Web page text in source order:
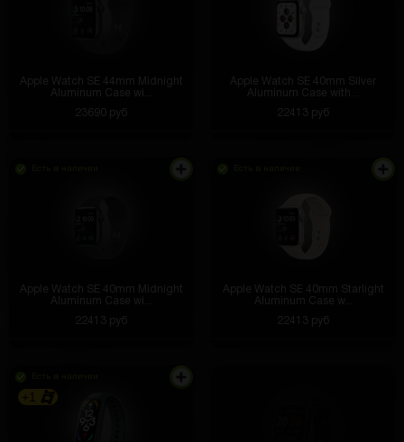
Apple Watch SE 44mm Midnight
Aluminum Case wi...
23690 руб
Apple Watch SE 40mm Silver
Aluminum Case with...
22413 руб
Apple Watch SE 40mm Midnight
Aluminum Case wi...
22413 руб
Apple Watch SE 40mm Starlight
Aluminum Case w...
22413 руб
+1